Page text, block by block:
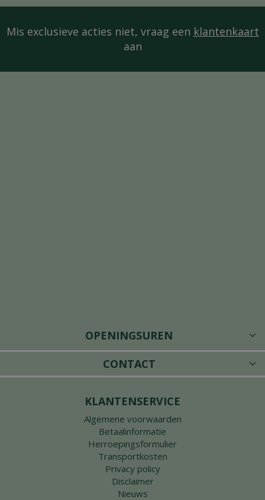
Mis exclusieve acties niet, vraag een klantenkaart
aan
OPENINGSUREN
CONTACT
KLANTENSERVICE
Algemene voorwaarden
Betaalinformatie
Herroepingsformulier
Transportkosten
Privacy policy
Disclaimer
Nieuws